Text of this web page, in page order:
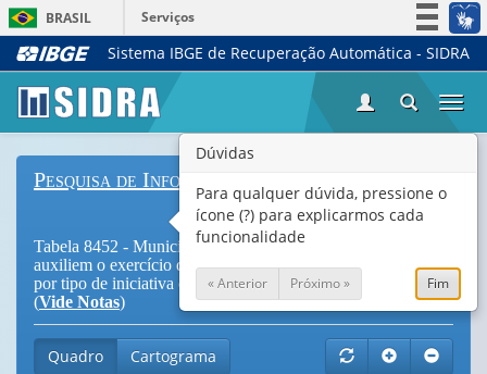
BRASIL
Serviços
Simplifique!
Acesso à informação
Canais
Sistema IBGE de Recuperação Automática - SIDRA
Pesquisa de Informações Básicas Municipais
Tabela 8452 - Municípios total e com iniciativas que
auxiliem o exercício da atividade pecuária e extrativa vegetal,
por tipo de iniciativa e por classe de tamanho da população
(Vide Notas)
Quadro Cartograma
Dúvidas
Para qualquer dúvida, pressione o
ícone (?) para explicarmos cada
funcionalidade
« Anterior Próximo » Fim